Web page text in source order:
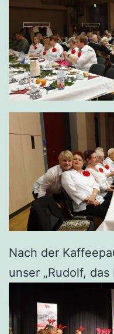
Nach der
unser „Rudolf,